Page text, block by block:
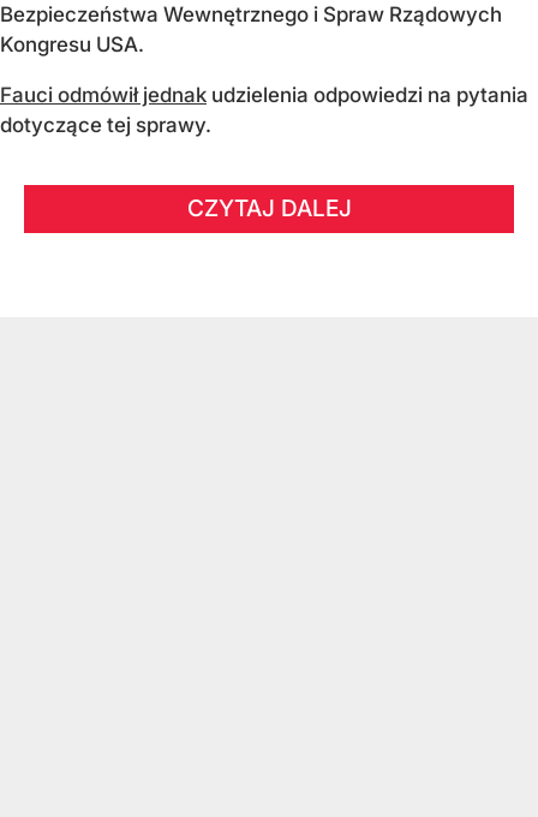
Bezpieczeństwa Wewnętrznego i Spraw Rządowych
Kongresu USA.
Fauci odmówił jednak udzielenia odpowiedzi na pytania
dotyczące tej sprawy.
CZYTAJ DALEJ